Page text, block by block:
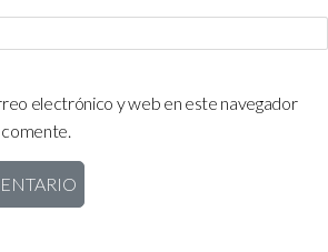
electrónico y web en este navegador
comente.